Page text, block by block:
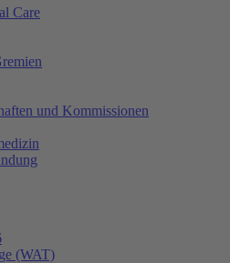
Care
und Kommissionen
(WAT)